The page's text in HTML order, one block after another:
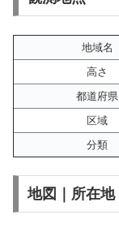
地域名
高さ
都道府県
区域
分類
地図｜所在地